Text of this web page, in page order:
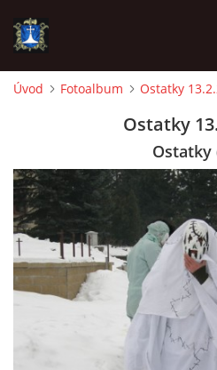
VÝJEZDY
INFORMACE JEDNOTKY »
Úvod Fotoalbum Ostatky
Ostatky
Ostatky